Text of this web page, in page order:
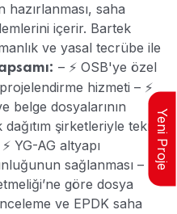
hazırlanması, saha
içerir. Bartek
ve yasal tecrübe ile
– ⚡ OSB'ye özel
hizmeti – ⚡
belge dosyalarının
dağıtım şirketleriyle teknik
YG-AG altyapı
sağlanması – ⚡
göre dosya
ve EPDK saha
Yeni Proje